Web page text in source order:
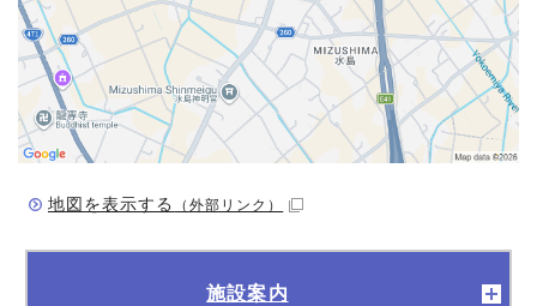
地図を表示する （外部リンク）
施設案内